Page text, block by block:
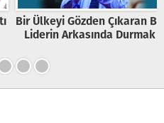
Bir Ülkeyi Gözden Çıkaran Bir
Liderin Arkasında Durmak